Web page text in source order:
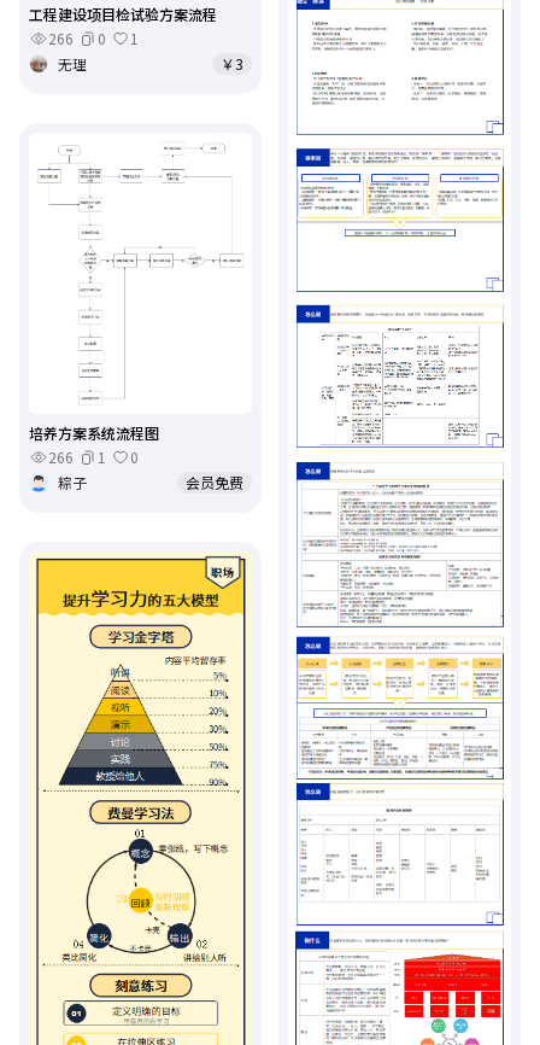
工程建设项目检试验方案流程
266
0
1
无理
￥3
培养方案系统流程图
266
1
0
粽子
会员免费